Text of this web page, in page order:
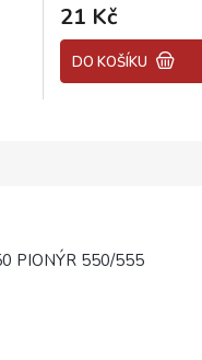
produktu
je
5,0
z
21 Kč
DO KOŠÍKU
PIONÝR 550/555